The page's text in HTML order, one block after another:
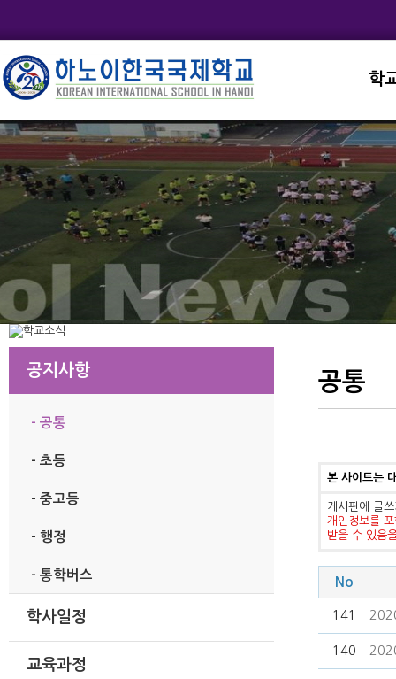
학
학
학
학
공지사항
- 공통
- 초등
- 중고등
- 행정
- 통학버스
학사일정
교육과정
공통
본 사이트는
게시판에 글
개인정보를
받을 수 있음
No
141
140